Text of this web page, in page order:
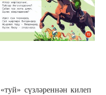
сүзләреннән килеп